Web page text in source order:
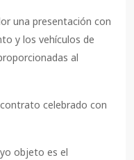
una presentación con
y los vehículos de
al
celebrado con
objeto es el